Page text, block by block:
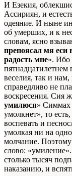
И Езекия,
Ассириян, и
одеяние. И ныне
об умерших, и к
словам, ясно
препоясал мя еси
радость мне». Ибо
веселия, так и
справедливо не
воскресения. Сия
умилюся» Симмах
умолкнет», то
воспевать и
умолкая ни на
молчание. Поэтому
слово:
столько тысяч
наказанию, и